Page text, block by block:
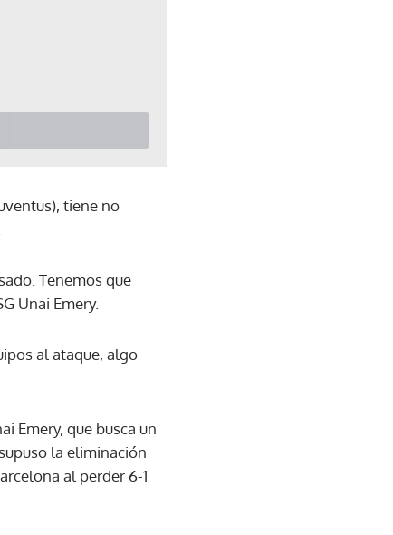
tiene no
Tenemos que
Unai Emery.
al ataque, algo
Emery, que busca un
la eliminación
al perder 6-1